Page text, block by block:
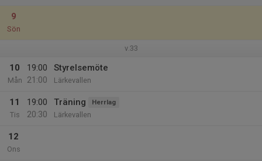
9
Sön
v.33
10
Mån
19:00
21:00
Styrelsemöte
Lärkevallen
11
Tis
19:00
20:30
Träning Herrlag
Lärkevallen
12
Ons